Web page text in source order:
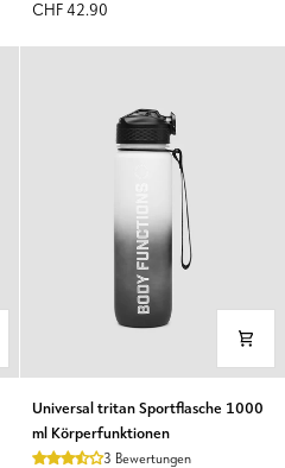
Jade
Ohrring-
CHF 42.90
Universal
tritan
Sportflasche
Universal tritan Sportflasche 1000
ml Körperfunktionen
3 Bewertungen